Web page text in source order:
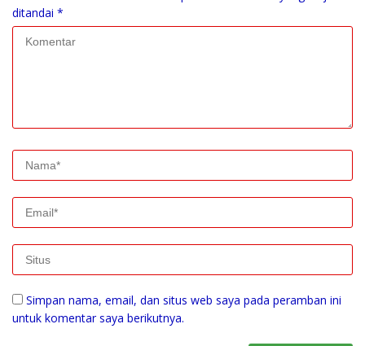
ditandai *
Simpan nama, email, dan situs web saya pada peramban ini
untuk komentar saya berikutnya.